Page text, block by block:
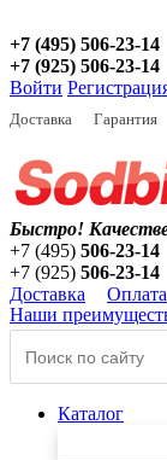
+7 (495) 506-23-14
+7 (925) 506-23-14
Войти
Доставка Гарантия
Быстро!
+7 (495) 506-23-14
+7 (925) 506-23-14
Доставка
Оплата
Наши
Каталог